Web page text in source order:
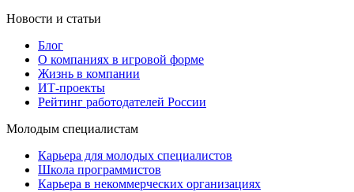
Новости и статьи
Блог
О компаниях в игровой форме
Жизнь в компании
ИТ-проекты
Рейтинг работодателей России
Молодым специалистам
Карьера для молодых специалистов
Школа программистов
Карьера в некоммерческих организациях